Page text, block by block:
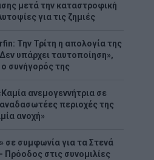
μετά την καταστροφική
για τις ζημιές
Την Τρίτη η απολογία της
υπάρχει ταυτοποίηση»,
ο συνήγορός της
ανεμογεννήτρια σε
περιοχές της
ανοχή»
σε συμφωνία για τα Στενά
Πρόοδος στις συνομιλίες